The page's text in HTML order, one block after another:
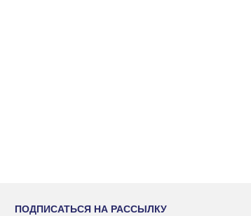
ПОДПИСАТЬСЯ НА РАССЫЛКУ